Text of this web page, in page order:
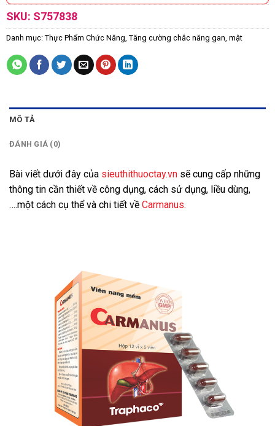
SKU: S757838
Danh mục: Thực Phẩm Chức Năng Tăng cường chắc năng gan, mật
MÔ TẢ
ĐÁNH GIÁ (0)
Bài viết dưới đây của sieuthithuoctay.vn sẽ cung cấp những
thông tin cần thiết về công dụng, cách sử dụng, liều dùng,
….một cách cụ thể và chi tiết về Carmanus.